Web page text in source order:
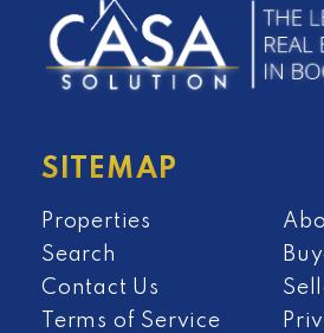
SITEMAP
Properties
Search
Contact Us
Terms of Service